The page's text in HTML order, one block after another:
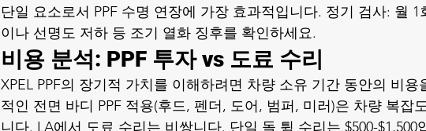
단일 요소로서 PPF 수명 연장에 가장 효과적입니다. 정기 검사: 월
이나 선명도 저하 등 조기 열화 징후를 확인하세요.
비용 분석: PPF 투자 vs 도료 수리
XPEL PPF의 장기적 가치를 이해하려면 차량 소유 기간 동안의 비
적인 전면 바디 PPF 적용(후드, 펜더, 도어, 범퍼, 미러)은 차량 복잡
니다. LA에서 도료 수리는 비쌍니다. 단일 돌 튐 수리는 $500-$1,500